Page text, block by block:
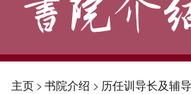
主页> 书院介绍 > 历任训导长及辅